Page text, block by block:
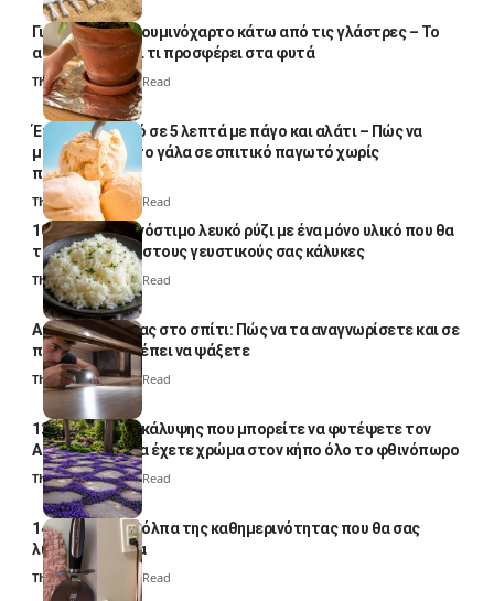
Γιατί βάζουν αλουμινόχαρτο κάτω από τις γλάστρες – Το
απλό κόλπο και τι προσφέρει στα φυτά
Thali Ombre4 Min Read
Έτοιμο παγωτό σε 5 λεπτά με πάγο και αλάτι – Πώς να
μετατρέψετε το γάλα σε σπιτικό παγωτό χωρίς
παγωτομηχανή
Thali Ombre 4 Min Read
10 φορές ποιο νόστιμο λευκό ρύζι με ένα μόνο υλικό που θα
το απογειώσει στους γευστικούς σας κάλυκες
Thali Ombre4 Min Read
Αυγά κατσαρίδας στο σπίτι: Πώς να τα αναγνωρίσετε και σε
ποια σημεία πρέπει να ψάξετε
Thali Ombre4 Min Read
12 φυτά εδαφοκάλυψης που μπορείτε να φυτέψετε τον
Αύγουστο για να έχετε χρώμα στον κήπο όλο το φθινόπωρο
Thali Ombre7 Min Read
14 πανέξυπνα κόλπα της καθημερινότητας που θα σας
λύσουν τα χέρια
Thali Ombre 6 Min Read